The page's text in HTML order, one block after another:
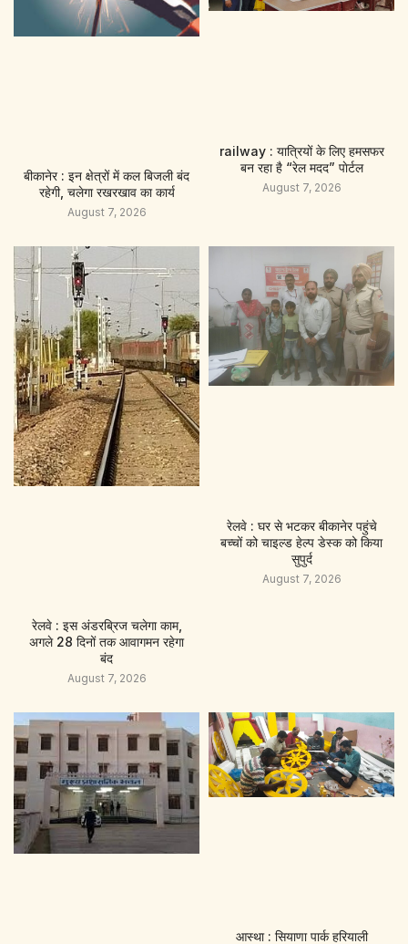
बीकानेर : इन क्षेत्रों में कल बिजली बंद
रहेगी, चलेगा रखरखाव का कार्य
August 7, 2026
railway : यात्रियों के लिए हमसफर
बन रहा है “रेल मदद” पाेर्टल
August 7, 2026
रेलवे : इस अंडरब्रिज चलेगा काम,
अगले 28 दिनों तक आवागमन रहेगा
बंद
August 7, 2026
रेलवे : घर से भटकर बीकानेर पहुंचे
बच्चों को चाइल्ड हेल्प डेस्क को किया
सुपुर्द
August 7, 2026
आस्था : सियाणा पार्क हरियाली